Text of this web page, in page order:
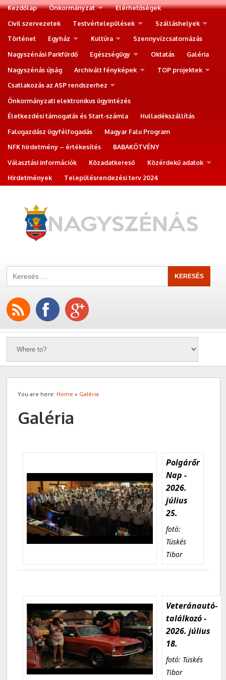
Kezdőlap Önkormányzat
Elérhetőségek
Civil szervezetek
Testvértelepülések
Szálláshelyek
Történet
Egyház Kultúra
Szennyvízcsatornázás
Nagyszénási Parkfürdő
Egészségügy Oktatás
Galéria
Nagyszénás újság
Archivált fényképek
TOP projektek
Csatlakozás az ASP rendszerhez
Önkormányzati elektronikus ügyintézés
Életkezdési támogatás és Start-számla
Hulladékszállítás
Falugazdász ügyfélfogadás
Magyar Falu Program
NFK hirdetmény – értékesítés
BABAKÖTVÉNY
Választási információk
Közadatkereső
Közérdekű adatok
Hirdetmények
Településrendezési terv 2024
You are here: Home » Galéria
Galéria
Polgárőr
Nap -
2026.
július
25.
fotó:
Tüskés
Tibor
Veteránautó-
találkozó -
2026. július
18.
fotó: Tüskés
Tibor